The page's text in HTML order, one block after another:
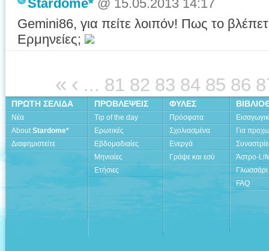
Stardome* @ 15.05.2013 14:17
Gemini86, για πείτε λοιπόν! Πως το
Ερμηνείες;
« ‹ ... 81 82 83 84 85 86
ΠΡΩΤΗ ΣΕΛΙΔΑ
Νέα
AboutStardome*
Διαφημιστείτε
ΠΡΟΒΛΕΨΕΙΣ
Tip of the day
Ερωτικές
Εβδομαδιαίες
Μηνιαίες
Ετήσιες
ΦΥΛΕΣ
Πρόσφατα
Σχολιασμένα
Ενεργά
Γράψε και εσύ
Για
Άστρο-
Γλωσσάρι
FAQ